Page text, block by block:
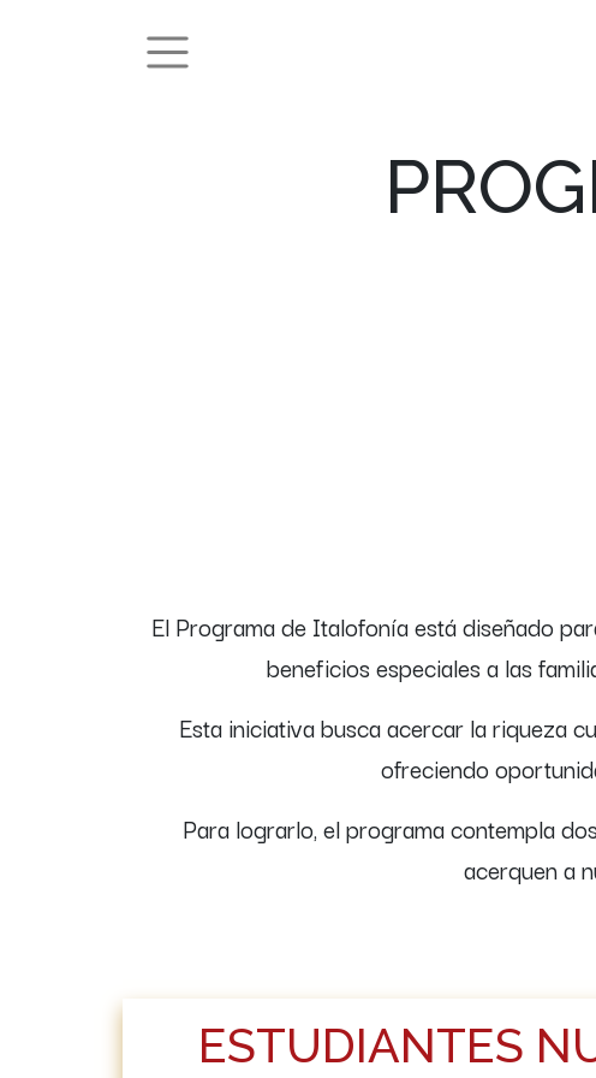
El Programa de Italofonía está diseñado
beneficios especiales a las
Esta iniciativa busca acercar la riqueza
ofreciendo
Para lograrlo, el programa contempla
acerquen a
ESTUDIANTES